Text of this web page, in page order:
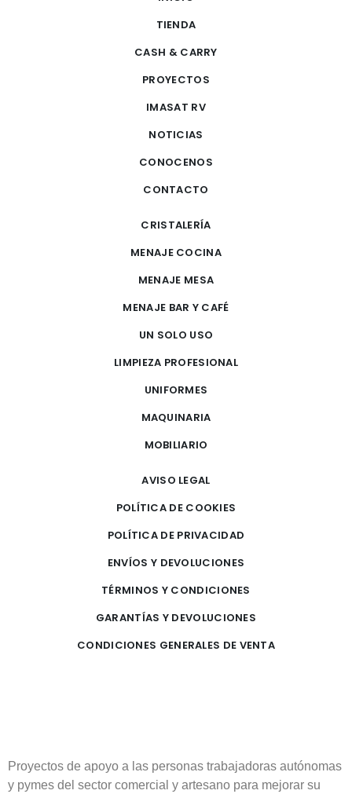
TIENDA
CASH & CARRY
PROYECTOS
IMASAT RV
NOTICIAS
CONOCENOS
CONTACTO
CRISTALERÍA
MENAJE COCINA
MENAJE MESA
MENAJE BAR Y CAFÉ
UN SOLO USO
LIMPIEZA PROFESIONAL
UNIFORMES
MAQUINARIA
MOBILIARIO
AVISO LEGAL
POLÍTICA DE COOKIES
POLÍTICA DE PRIVACIDAD
ENVÍOS Y DEVOLUCIONES
TÉRMINOS Y CONDICIONES
GARANTÍAS Y DEVOLUCIONES
CONDICIONES GENERALES DE VENTA
Proyectos de apoyo a las personas trabajadoras autónomas
y pymes del sector comercial y artesano para mejorar su